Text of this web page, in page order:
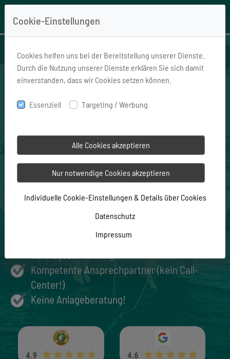
Rentenversicherung
verkaufen statt
kündigen.
Sicher und seriös mit
Cash-LV.
Auszahlung innerhalb von 18 Tagen
Übernahme der kompletten
Kompetente Ansprechpartner (kein Call-
Center!)
Keine Anlageberatung!
Cookie-Einstellungen
Cookies helfen uns bei der Bereitstellung unserer Dienste.
Durch die Nutzung unserer Dienste erklären Sie sich damit
einverstanden, dass wir Cookies setzen können.
Essenziell Targeting / Werbung
Alle Cookies akzeptieren
Nur notwendige Cookies akzeptieren
Individuelle Cookie-Einstellungen & Details über Cookies
Datenschutz
Impressum